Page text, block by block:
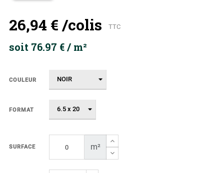
26,94 € /colis TTC
soit 76.97 € / m²
COULEUR
FORMAT
SURFACE m²